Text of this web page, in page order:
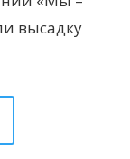
высадку